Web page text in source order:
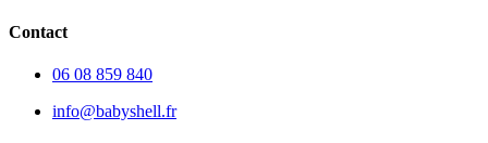
Contact
06 08 859 840
info@babyshell.fr